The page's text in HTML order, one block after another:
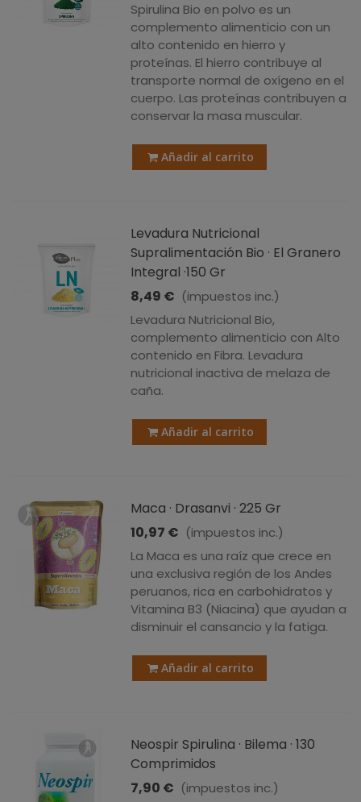
Spirulina Bio en polvo es un
complemento alimenticio con un
alto contenido en hierro y
proteínas. El hierro contribuye al
transporte normal de oxígeno en el
cuerpo. Las proteínas contribuyen a
conservar la masa muscular.
Añadir al carrito
Levadura Nutricional
Supralimentación Bio · El Granero
Integral ·150 Gr
8,49 € (impuestos inc.)
Levadura Nutricional Bio,
complemento alimenticio con Alto
contenido en Fibra. Levadura
nutricional inactiva de melaza de
caña.
Añadir al carrito
Maca · Drasanvi · 225 Gr
10,97 € (impuestos inc.)
La Maca es una raíz que crece en
una exclusiva región de los Andes
peruanos, rica en carbohidratos y
Vitamina B3 (Niacina) que ayudan a
disminuir el cansancio y la fatiga.
Añadir al carrito
Neospir Spirulina · Bilema · 130
Comprimidos
7,90 € (impuestos inc.)